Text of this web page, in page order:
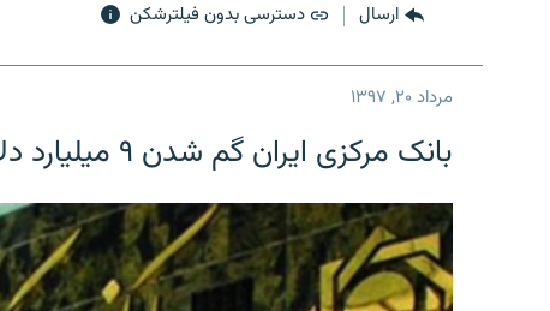
ارسال دسترسی بدون فیلترشکن
مرداد ۲۰, ۱۳۹۷
بانک مرکزی ایران گم شدن ۹ میلیارد دلار را تکذیب کرد